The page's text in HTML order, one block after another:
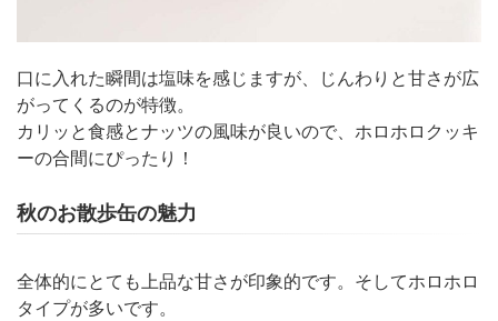
口に入れた瞬間は塩味を感じますが、じんわりと甘さが広
がってくるのが特徴。
カリッと食感とナッツの風味が良いので、ホロホロクッキ
ーの合間にぴったり！
秋のお散歩缶の魅力
全体的にとても上品な甘さが印象的です。そしてホロホロ
タイプが多いです。